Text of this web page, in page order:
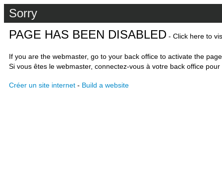
Sorry
PAGE HAS BEEN DISABLED - Click here to
If you are the webmaster, go to your back office to activate the
Si vous êtes le webmaster, connectez-vous à votre back office
Créer un site internet - Build a website